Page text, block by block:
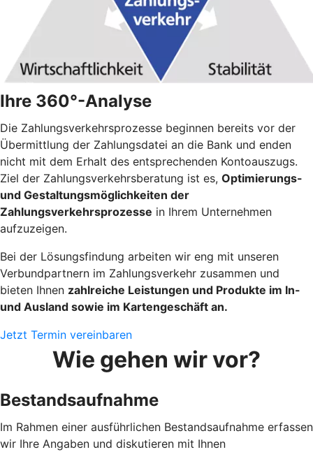
Ihre 360°-Analyse
Die Zahlungsverkehrsprozesse beginnen bereits vor der
Übermittlung der Zahlungsdatei an die Bank und enden
nicht mit dem Erhalt des entsprechenden Kontoauszugs.
Ziel der Zahlungsverkehrsberatung ist es, Optimierungs-
und Gestaltungsmöglichkeiten der
Zahlungsverkehrsprozesse in Ihrem Unternehmen
aufzuzeigen.
Bei der Lösungsfindung arbeiten wir eng mit unseren
Verbundpartnern im Zahlungsverkehr zusammen und
bieten Ihnen zahlreiche Leistungen und Produkte im In-
und Ausland sowie im Kartengeschäft an.
Jetzt Termin vereinbaren
Wie gehen wir vor?
Bestandsaufnahme
Im Rahmen einer ausführlichen Bestandsaufnahme erfassen
wir Ihre Angaben und diskutieren mit Ihnen